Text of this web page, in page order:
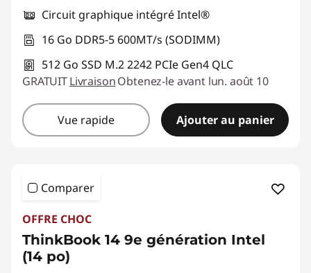
Circuit graphique intégré Intel®
16 Go DDR5-5 600MT/s (SODIMM)
512 Go SSD M.2 2242 PCIe Gen4 QLC
GRATUITLivraisonObtenez-le avant lun. août 10
Vue rapide Ajouter au panier
Comparer
OFFRE CHOC
ThinkBook 14 9e génération Intel
(14 po)